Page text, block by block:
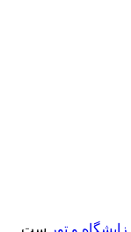
زایشگاه و تور ست